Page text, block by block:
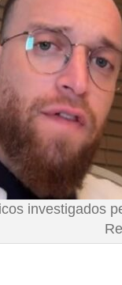
investigados